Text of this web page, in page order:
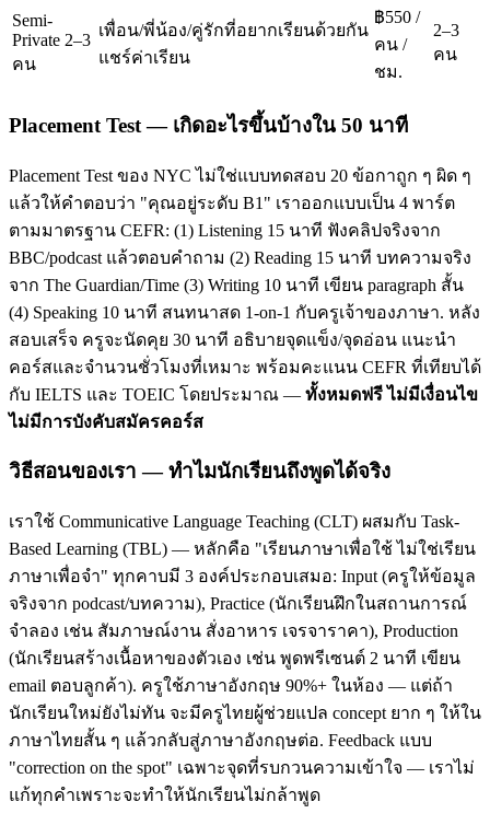
Semi-
Private 2–3
คน
เพื่อน/พี่น้อง/คู่รักที่อยากเรียนด้วยกัน
แชร์ค่าเรียน
฿550 /
คน /
ชม.
2–3
คน
Placement Test — เกิดอะไรขึ้นบ้างใน 50 นาที
Placement Test ของ NYC ไม่ใช่แบบทดสอบ 20 ข้อกาถูก ๆ ผิด ๆ
แล้วให้คำตอบว่า "คุณอยู่ระดับ B1" เราออกแบบเป็น 4 พาร์ต
ตามมาตรฐาน CEFR: (1) Listening 15 นาที ฟังคลิปจริงจาก
BBC/podcast แล้วตอบคำถาม (2) Reading 15 นาที บทความจริง
จาก The Guardian/Time (3) Writing 10 นาที เขียน paragraph สั้น
(4) Speaking 10 นาที สนทนาสด 1-on-1 กับครูเจ้าของภาษา. หลัง
สอบเสร็จ ครูจะนัดคุย 30 นาที อธิบายจุดแข็ง/จุดอ่อน แนะนำ
คอร์สและจำนวนชั่วโมงที่เหมาะ พร้อมคะแนน CEFR ที่เทียบได้
กับ IELTS และ TOEIC โดยประมาณ — ทั้งหมดฟรี ไม่มีเงื่อนไข
ไม่มีการบังคับสมัครคอร์ส
วิธีสอนของเรา — ทำไมนักเรียนถึงพูดได้จริง
เราใช้ Communicative Language Teaching (CLT) ผสมกับ Task-
Based Learning (TBL) — หลักคือ "เรียนภาษาเพื่อใช้ ไม่ใช่เรียน
ภาษาเพื่อจำ" ทุกคาบมี 3 องค์ประกอบเสมอ: Input (ครูให้ข้อมูล
จริงจาก podcast/บทความ), Practice (นักเรียนฝึกในสถานการณ์
จำลอง เช่น สัมภาษณ์งาน สั่งอาหาร เจรจาราคา), Production
(นักเรียนสร้างเนื้อหาของตัวเอง เช่น พูดพรีเซนต์ 2 นาที เขียน
email ตอบลูกค้า). ครูใช้ภาษาอังกฤษ 90%+ ในห้อง — แต่ถ้า
นักเรียนใหม่ยังไม่ทัน จะมีครูไทยผู้ช่วยแปล concept ยาก ๆ ให้ใน
ภาษาไทยสั้น ๆ แล้วกลับสู่ภาษาอังกฤษต่อ. Feedback แบบ
"correction on the spot" เฉพาะจุดที่รบกวนความเข้าใจ — เราไม่
แก้ทุกคำเพราะจะทำให้นักเรียนไม่กล้าพูด